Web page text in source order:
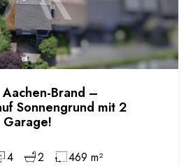
Brand –
Sonnengrund mit 2
4 2
469 m²